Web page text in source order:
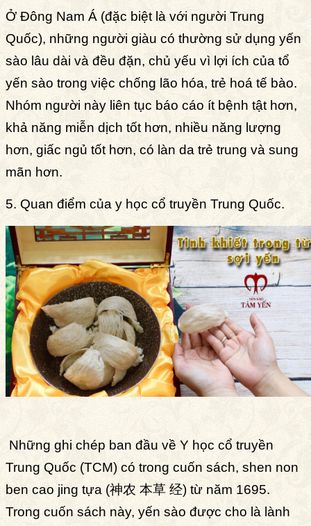
Ở Đông Nam Á (đặc biệt là với người Trung
Quốc), những người giàu có thường sử dụng yến
sào lâu dài và đều đặn, chủ yếu vì lợi ích của tổ
yến sào trong việc chống lão hóa, trẻ hoá tế bào.
Nhóm người này liên tục báo cáo ít bệnh tật hơn,
khả năng miễn dịch tốt hơn, nhiều năng lượng
hơn, giấc ngủ tốt hơn, có làn da trẻ trung và sung
mãn hơn.
5. Quan điểm của y học cổ truyền Trung Quốc.
Những ghi chép ban đầu về Y học cổ truyền
Trung Quốc (TCM) có trong cuốn sách, shen non
ben cao jing tựa (神农 本草 经) từ năm 1695.
Trong cuốn sách này, yến sào được cho là lành